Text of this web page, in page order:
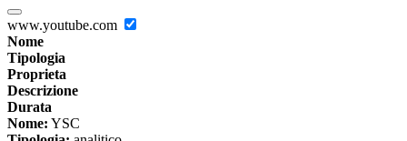
www.youtube.com
Nome
Tipologia
Proprieta
Descrizione
Durata
Nome: YSC